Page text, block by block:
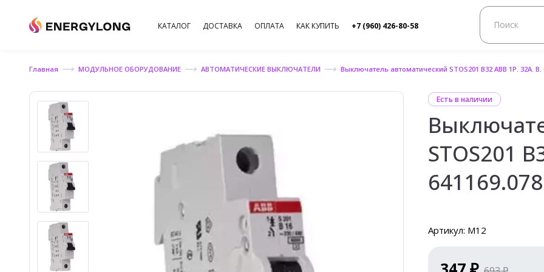
КАТАЛОГ ДОСТАВКА ОПЛАТА КАК КУПИТЬ +7 (960) 426-80-58
Главная МОДУЛЬНОЕ ОБОРУДОВАНИЕ АВТОМАТИЧЕСКИЕ ВЫКЛЮЧАТЕЛИ Выключатель автоматический STOS201 B32 ABB 1P. 32A. B.
Есть в наличии
STOS201
Артикул: М12